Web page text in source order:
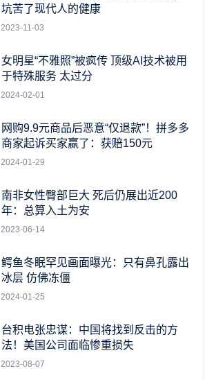
坑苦了现代人的健康
2023-11-03
女明星“不雅照”被疯传 顶级AI技术被用
于特殊服务 太过分
2024-02-01
网购9.9元商品后恶意“仅退款”！拼多多
商家起诉买家赢了：获赔150元
2024-01-29
南非女性臀部巨大 死后仍展出近200
年：总算入土为安
2023-06-14
鳄鱼冬眠罕见画面曝光：只有鼻孔露出
冰层 仿佛冻僵
2024-01-25
台积电张忠谋：中国将找到反击的方
法！美国公司面临惨重损失
2023-08-07